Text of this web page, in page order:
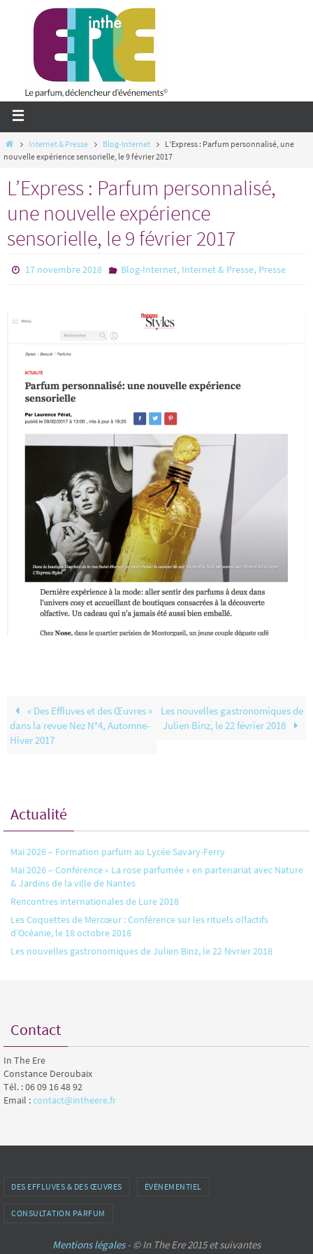
HomeInternet & Presse Blog-Internet
L’Express : Parfum personnalisé, une
nouvelle expérience sensorielle, le 9 février 2017
L’Express : Parfum personnalisé,
une nouvelle expérience
sensorielle, le 9 février 2017
17 novembre 2018 Blog-Internet, Internet & Presse, Presse
« Des Effluves et des Œuvres »
dans la revue Nez N°4, Automne-
Hiver 2017
Les nouvelles gastronomiques de
Julien Binz, le 22 février 2018
Actualité
Mai 2026 – Formation parfum au Lycée Savary-Ferry
Mai 2026 – Conférence « La rose parfumée » en partenariat avec Nature
& Jardins de la ville de Nantes
Rencontres internationales de Lure 2018
Les Coquettes de Mercœur : Conférence sur les rituels olfactifs
d’Océanie, le 18 octobre 2018
Les nouvelles gastronomiques de Julien Binz, le 22 février 2018
Contact
In The Ere
Constance Deroubaix
Tél. : 06 09 16 48 92
Email :contact@intheere.fr
DES EFFLUVES & DES ŒUVRES ÉVÉNEMENTIEL
CONSULTATION PARFUM
Mentions légales- © In The Ere 2015 et suivantes